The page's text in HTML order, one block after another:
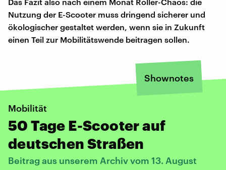
Nutzung der E-Scooter muss dringend sicherer und
ökologischer gestaltet werden, wenn sie in Zukunft
einen Teil zur Mobilitätswende beitragen sollen.
Shownotes
Mobilität
50 Tage E-Scooter auf
deutschen Straßen
Beitrag aus unserem Archiv vom 13. August